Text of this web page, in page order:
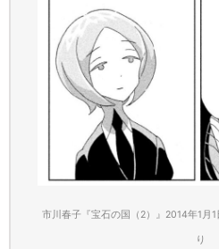
市川春子『宝石の国（2）』2014年1
り